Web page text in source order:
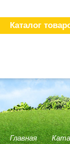
Каталог
Главная